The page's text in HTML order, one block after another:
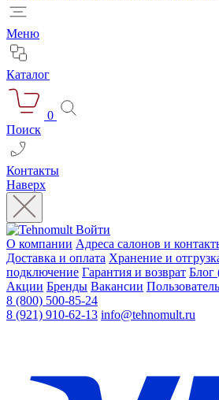
Меню
Каталог
0
Поиск
Контакты
Наверх
Войти
О компании Адреса салонов и
Доставка и оплата Хранение и
подключение Гарантия и возврат Блог
Акции Бренды Вакансии
8 (800) 500-85-24
8 (921) 910-62-13 info@tehnomult.ru